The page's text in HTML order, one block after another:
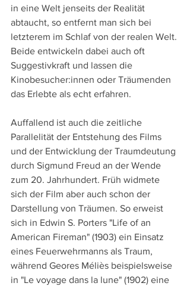
in eine Welt jenseits der Realität
abtaucht, so entfernt man sich bei
letzterem im Schlaf von der realen Welt.
Beide entwickeln dabei auch oft
Suggestivkraft und lassen die
Kinobesucher:innen oder Träumenden
das Erlebte als echt erfahren.
Auffallend ist auch die zeitliche
Parallelität der Entstehung des Films
und der Entwicklung der Traumdeutung
durch Sigmund Freud an der Wende
zum 20. Jahrhundert. Früh widmete
sich der Film aber auch schon der
Darstellung von Träumen. So erweist
sich in Edwin S. Porters "Life of an
American Fireman" (1903) ein Einsatz
eines Feuerwehrmanns als Traum,
während Geores Méliès beispielsweise
in "Le voyage dans la lune" (1902) eine